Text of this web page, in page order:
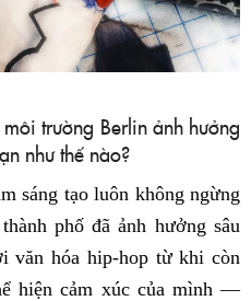
trường Berlin ảnh hưởng
như thế nào?
sáng tạo luôn không ngừng
phố đã ảnh hưởng sâu
văn hóa hip-hop từ khi còn
hiện cảm xúc của mình —